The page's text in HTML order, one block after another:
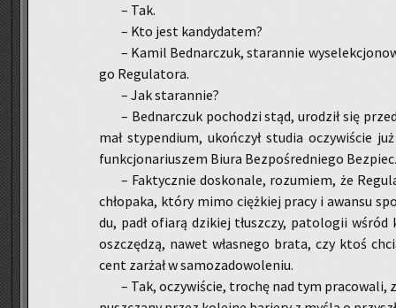
– Tak.
– Kto jest kan­dy­da­tem?
– Kamil Bed­nar­czuk, sta­ran­nie
go Re­gu­la­to­ra.
– Jak sta­ran­nie?
– Bed­nar­czuk po­cho­dzi stąd, uro­dził się
mał sty­pen­dium, ukoń­czył stu­dia oczy­wi­ście
funk­cjo­na­riu­szem Biura Bez­po­śred­nie­go
– Fak­tycz­nie do­sko­na­le, ro­zu­miem, że
chło­pa­ka, który mimo cięż­kiej pracy i awan­su
du, padł ofia­rą dzi­kiej tłusz­czy, pa­to­lo­gii
oszczę­dzą, nawet wła­sne­go brata, czy ktoś
cent za­rżał w sa­mo­za­do­wo­le­niu.
– Tak, oczy­wi­ście, tro­chę nad tym pra­co­wa­li,